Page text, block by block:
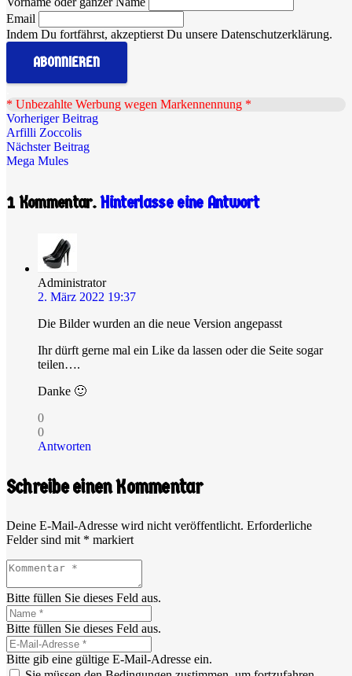
Email
Indem Du fortfährst, akzeptierst Du unsere Datenschutzerklärung.
* Unbezahlte Werbung wegen Markennennung *
Vorheriger Beitrag
Arfilli Zoccolis
Nächster Beitrag
Mega Mules
1Kommentar. Hinterlasse eine Antwort
Administrator
2. März 2022 19:37
Die Bilder wurden an die neue Version angepasst
Ihr dürft gerne mal ein Like da lassen oder die Seite sogar
teilen….
Danke 🙂
0
0
Antworten
Schreibe einen Kommentar
Deine E-Mail-Adresse wird nicht veröffentlicht. Erforderliche
Felder sind mit * markiert
Bitte füllen Sie dieses Feld aus.
Bitte füllen Sie dieses Feld aus.
Bitte gib eine gültige E-Mail-Adresse ein.